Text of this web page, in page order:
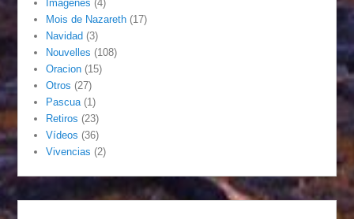
Imágenes (4)
Mois de Nazareth (17)
Navidad (3)
Nouvelles (108)
Oracion (15)
Otros (27)
Pascua (1)
Retiros (23)
Vídeos (36)
Vivencias (2)